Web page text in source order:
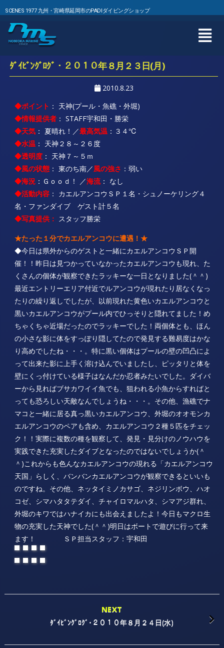
SCENES 1977 九州・宮崎県延岡市のPADIダイビングショップ
ﾀﾞｲﾋﾞﾝｸﾞﾛｸﾞ・２０１０年８月２３日(月)
2010.8.23
◆ポイント ： 天神(プール・魚礁・外堀)
◆情報提供者： STAFF宇和田・勝栄
◆天気： 夏晴れ！／最高気温：３４℃
◆水温： 天神２８～２６度
◆透明度： 天神７～５ｍ
◆風の状態： 東のち南／風の強さ ：弱い
◆海況：Ｇｏｏｄ！ ／海流： なし
◆活動内容： カエルアンコウＳＰ１名・シュノーケリング４
名・ファンダイブ ゲスト計５名
◆写真提供： スタッフ勝栄
★たった１分でカエルアンコウに遭遇！★
◆今日は県外からのゲストと一緒にカエルアンコウＳＰ開
催！！昨日は見つかっていなかったカエルアンコウも現れ、た
くさんの個体が観察できたラッキーな一日となりました(＾＾)
最近エントリーエリア付近でルアンコウが現れたり居なくなっ
たりの繰り返しでしたが、以前現れた黄色いカエルアンコウと
黒いカエルアンコウがプール内でひっそりと隠れてました！め
ちゃくちゃ近場だったのでラッキーでした！両個体とも、ほん
の小さな影に体をすっぽり隠してたので発見する難易度はかな
り高めでしたね・・・。特に黒い個体はプールの壁の凹凸によ
って出来た影に上手く溶け込んでいましたし、ピッタリと体を
壁にくっ付けている様子はなんだか忍者みたいでした。ダイバ
ーから見ればブサカワイイ魚でも、狙われる小魚からすればと
っても恐ろしい天敵なんでしょうね・・・。その他、漁礁でナ
マコと一緒に居る真っ黒いカエルアンコウ、外堀のオオモンカ
エルアンコウのペアも含め、カエルアンコウ２種５匹をチェッ
ク！！実際に複数の種を観察して、発見・見分けのノウハウを
実践できた充実したダイブとなったのではないでしょうか(＾
＾)これからも色んなカエルアンコウの現れる「カエルアンコウ
天国」らしく、バンバンカエルアンコウが観察できるといいも
のですね。その他、ネッタイミノカサゴ、ネジリンボウ、ハオ
コゼ、シマハタタテダイ、チャイロマルハタ、シマアジ群れ、
外堀のキワではハナイカにも出会えましたよ！今日もマクロ生
物の充実した天神でした(＾＾)明日はボートで遊びに行って来
ます！ ＳＰ担当スタッフ：宇和田
NEXT
ﾀﾞｲﾋﾞﾝｸﾞﾛｸﾞ･２０１０年８月２４日(水)